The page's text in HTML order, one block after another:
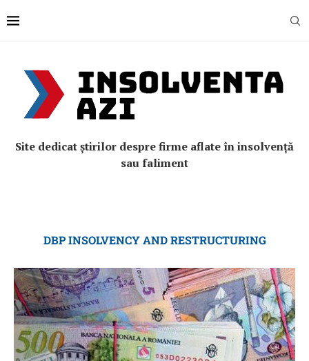
Site dedicat știrilor despre firme aflate în insolvență
sau faliment
DBP INSOLVENCY AND RESTRUCTURING